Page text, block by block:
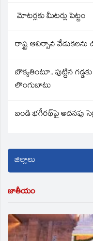
మోటర్లకు మీటర్లు పెట్టం
రాష్ట్ర ఆవిర్బావ
బొక్కతింటూ.. పుట్టిన
లొంగుబాటు
బండి భగీరథ్‌పై అదనపు
జాతీయం